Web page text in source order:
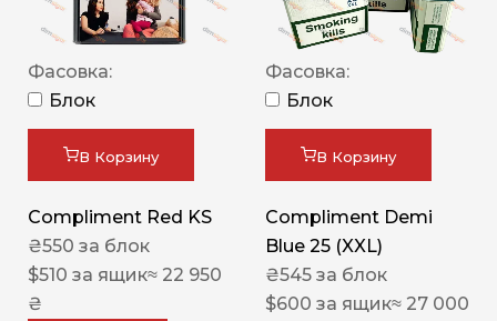
Фасовка:
Блок
В Корзину
Compliment Red KS
₴550 за блок
$510 за ящик≈ 22 950
₴
Фасовка:
Блок
В Корзину
Compliment Demi
Blue 25 (XXL)
₴545 за блок
$600 за ящик≈ 27 000